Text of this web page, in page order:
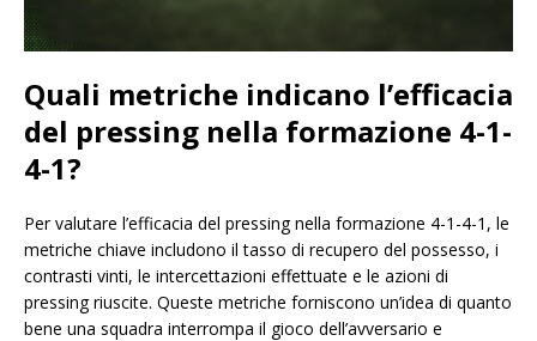
Quali metriche indicano l’efficacia
del pressing nella formazione 4-1-
4-1?
Per valutare l’efficacia del pressing nella formazione 4-1-4-1, le
metriche chiave includono il tasso di recupero del possesso, i
contrasti vinti, le intercettazioni effettuate e le azioni di
pressing riuscite. Queste metriche forniscono un’idea di quanto
bene una squadra interrompa il gioco dell’avversario e